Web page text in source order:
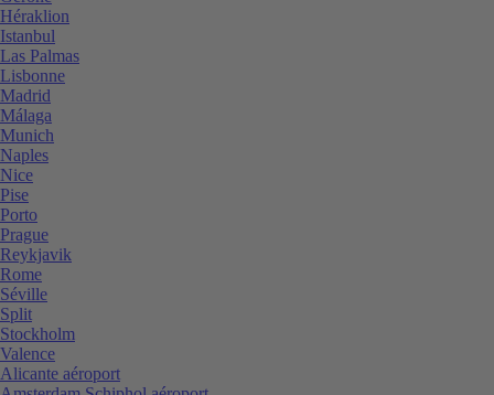
Héraklion
Istanbul
Las Palmas
Lisbonne
Madrid
Málaga
Munich
Naples
Nice
Pise
Porto
Prague
Reykjavik
Rome
Séville
Split
Stockholm
Valence
Alicante aéroport